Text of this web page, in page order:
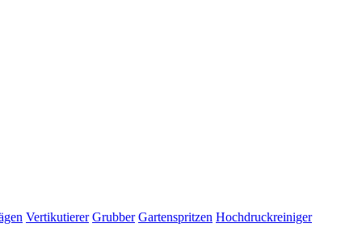
Vertikutierer Grubber Gartenspritzen Hochdruckreiniger